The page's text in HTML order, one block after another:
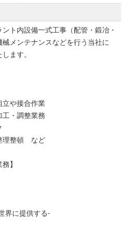
ト内設備一式工事（配管・鍛冶・
メンテナンスなどを行う当社に
ます。
立や接合作業
工・調整業務
理整頓 など
】
界に提供する-